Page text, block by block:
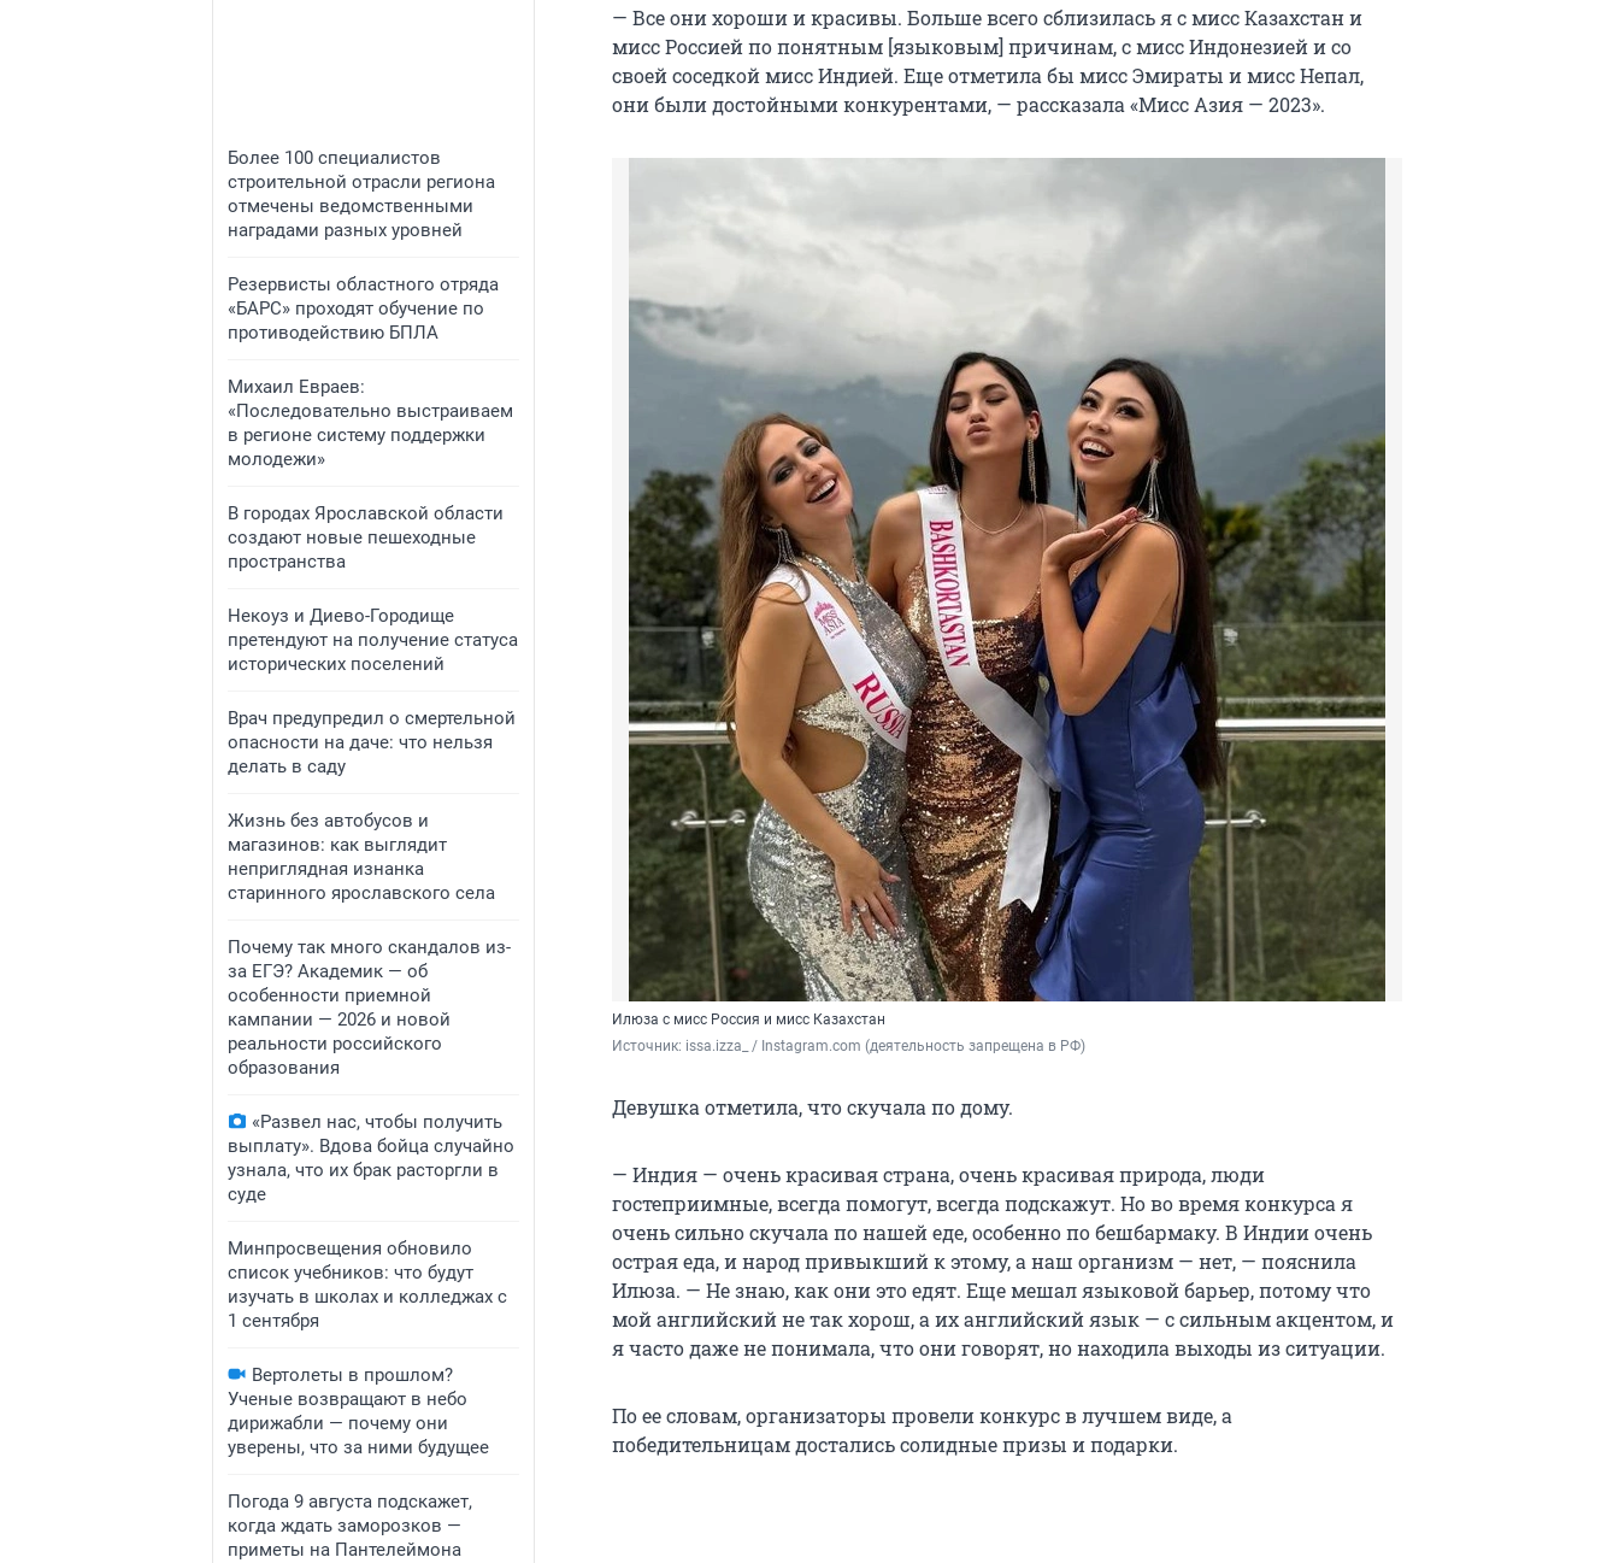
​Более 100 специалистов
строительной отрасли региона
отмечены ведомственными
наградами разных уровней
​Резервисты областного отряда
«БАРС» проходят обучение по
противодействию БПЛА
​Михаил Евраев:
«Последовательно выстраиваем
в регионе систему поддержки
молодежи»
​В городах Ярославской области
создают новые пешеходные
пространства
​Некоуз и Диево-Городище
претендуют на получение статуса
исторических поселений
Врач предупредил о смертельной
опасности на даче: что нельзя
делать в саду
Жизнь без автобусов и
магазинов: как выглядит
неприглядная изнанка
старинного ярославского села
Почему так много скандалов из-
за ЕГЭ? Академик — об
особенности приемной
кампании — 2026 и новой
реальности российского
образования
«Развел нас, чтобы получить
выплату». Вдова бойца случайно
узнала, что их брак расторгли в
суде
Минпросвещения обновило
список учебников: что будут
изучать в школах и колледжах с
1 сентября
Вертолеты в прошлом?
Ученые возвращают в небо
дирижабли — почему они
уверены, что за ними будущее
Погода 9 августа подскажет,
когда ждать заморозков —
приметы на Пантелеймона
— Все они хороши и красивы. Больше всего сблизилась я с мисс Казахстан и
мисс Россией по понятным [языковым] причинам, с мисс Индонезией и со
своей соседкой мисс Индией. Еще отметила бы мисс Эмираты и мисс Непал,
они были достойными конкурентами, — рассказала «Мисс Азия — 2023».
Илюза с мисс Россия и мисс Казахстан
Источник: issa.izza_ / Instagram.com (деятельность запрещена в РФ)
Девушка отметила, что скучала по дому.
— Индия — очень красивая страна, очень красивая природа, люди
гостеприимные, всегда помогут, всегда подскажут. Но во время конкурса я
очень сильно скучала по нашей еде, особенно по бешбармаку. В Индии очень
острая еда, и народ привыкший к этому, а наш организм — нет, — пояснила
Илюза. — Не знаю, как они это едят. Еще мешал языковой барьер, потому что
мой английский не так хорош, а их английский язык — с сильным акцентом, и
я часто даже не понимала, что они говорят, но находила выходы из ситуации.
По ее словам, организаторы провели конкурс в лучшем виде, а
победительницам достались солидные призы и подарки.